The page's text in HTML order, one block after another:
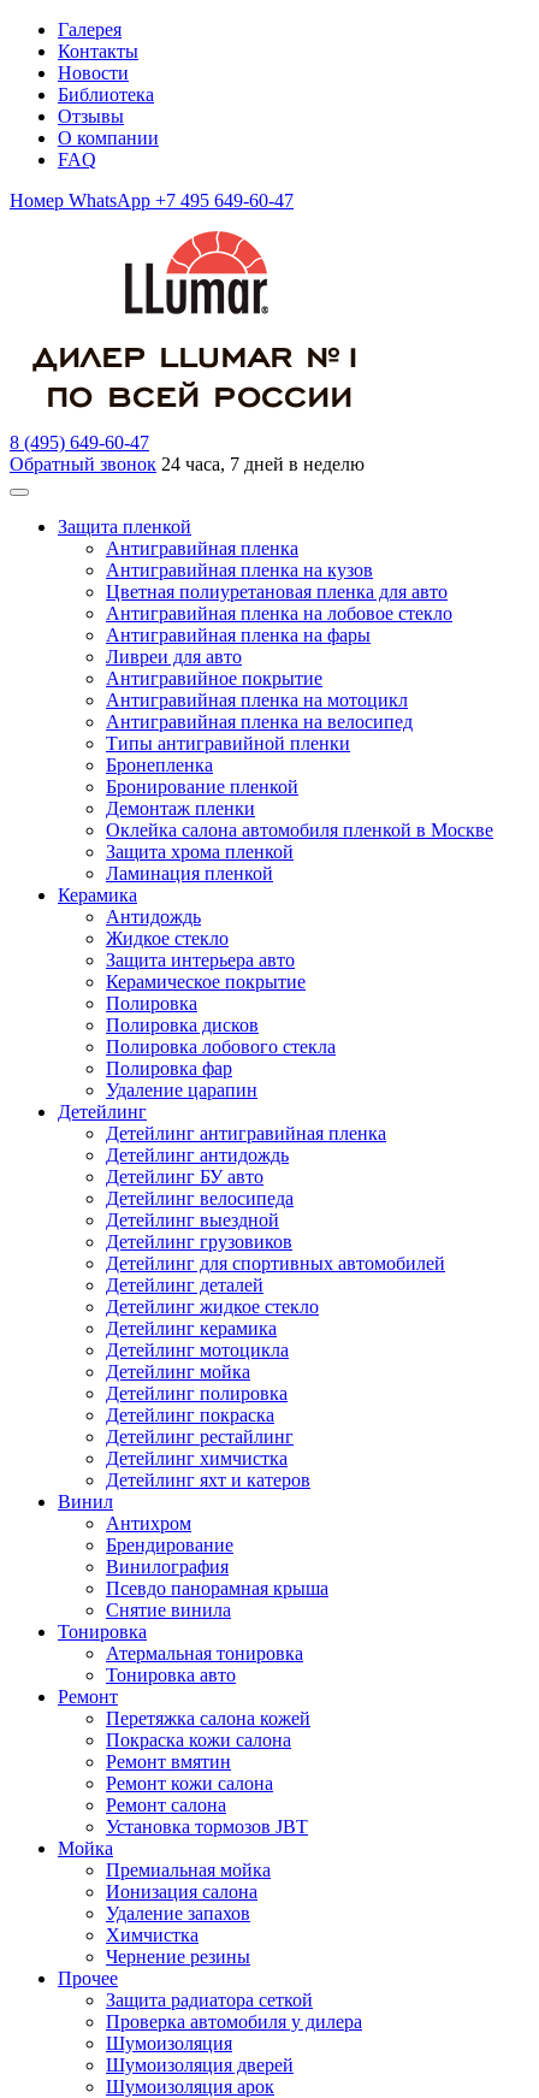
Галерея
Контакты
Новости
Библиотека
Отзывы
О компании
FAQ
Номер WhatsApp +7 495 649-60-47
8 (495) 649-60-47
Обратный звонок 24 часа, 7 дней в неделю
Защита пленкой
Антигравийная пленка
Антигравийная пленка на кузов
Цветная полиуретановая пленка для авто
Антигравийная пленка на лобовое стекло
Антигравийная пленка на фары
Ливреи для авто
Антигравийное покрытие
Антигравийная пленка на мотоцикл
Антигравийная пленка на велосипед
Типы антигравийной пленки
Бронепленка
Бронирование пленкой
Демонтаж пленки
Оклейка салона автомобиля пленкой в Москве
Защита хрома пленкой
Ламинация пленкой
Керамика
Антидождь
Жидкое стекло
Защита интерьера авто
Керамическое покрытие
Полировка
Полировка дисков
Полировка лобового стекла
Полировка фар
Удаление царапин
Детейлинг
Детейлинг антигравийная пленка
Детейлинг антидождь
Детейлинг БУ авто
Детейлинг велосипеда
Детейлинг выездной
Детейлинг грузовиков
Детейлинг для спортивных автомобилей
Детейлинг деталей
Детейлинг жидкое стекло
Детейлинг керамика
Детейлинг мотоцикла
Детейлинг мойка
Детейлинг полировка
Детейлинг покраска
Детейлинг рестайлинг
Детейлинг химчистка
Детейлинг яхт и катеров
Винил
Антихром
Брендирование
Винилография
Псевдо панорамная крыша
Снятие винила
Тонировка
Атермальная тонировка
Тонировка авто
Ремонт
Перетяжка салона кожей
Покраска кожи салона
Ремонт вмятин
Ремонт кожи салона
Ремонт салона
Установка тормозов JBT
Мойка
Премиальная мойка
Ионизация салона
Удаление запахов
Химчистка
Чернение резины
Прочее
Защита радиатора сеткой
Проверка автомобиля у дилера
Шумоизоляция
Шумоизоляция дверей
Шумоизоляция арок